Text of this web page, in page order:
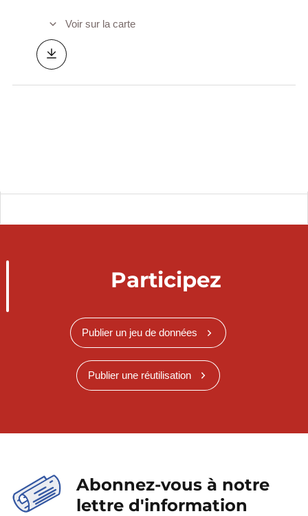
Voir sur la carte
Participez
Publier un jeu de données
Publier une réutilisation
Abonnez-vous à notre
lettre d'information